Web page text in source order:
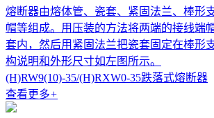
熔断器由熔体管、瓷套、紧固法兰、棒形
帽等组成。用压装的方法将两端的接线端
套内，然后用紧固法兰把瓷套固定在棒形
构说明和外形尺寸如左图所示。
(H)RW9(10)-35/(H)RXW0-35跌落式熔断器
查看更多+